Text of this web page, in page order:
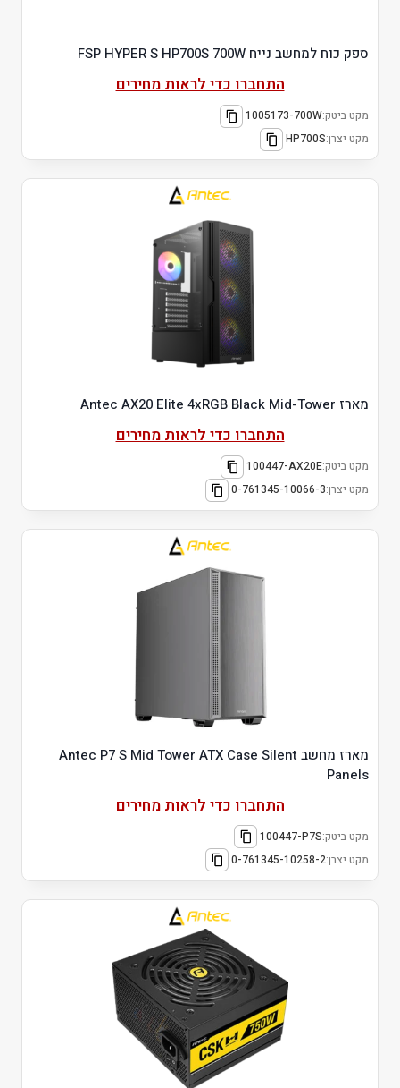
ספק כוח למחשב נייח FSP HYPER S HP700S 700W
התחברו כדי לראות מחירים
מקט ביטק:1005173-700W
מקט יצרן:HP700S
מארז Antec AX20 Elite 4xRGB Black Mid-Tower
התחברו כדי לראות מחירים
מקט ביטק:100447-AX20E
מקט יצרן:0-761345-10066-3
מארז מחשב Antec P7 S Mid Tower ATX Case Silent
Panels
התחברו כדי לראות מחירים
מקט ביטק:100447-P7S
מקט יצרן:0-761345-10258-2